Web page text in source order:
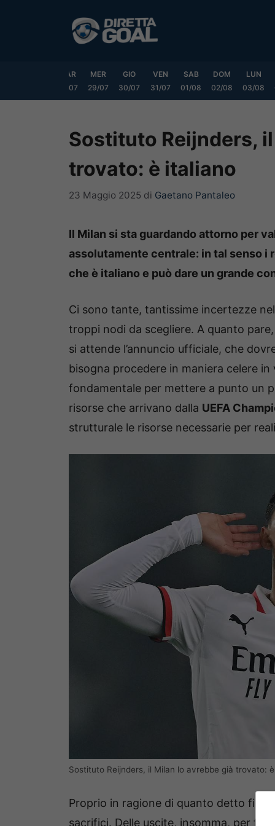
MAR
28/07
MER
29/07
GIO
30/07
VEN
31/07
SAB
01/08
DOM
02/08
LUN
03/08
Sostituto Reijnders,
trovato: è italiano
23 Maggio 2025 di Gaetano Pantaleo
Il Milan si sta guardando attorno per
assolutamente centrale: in tal senso i
che è italiano e può dare un grande
Ci sono tante, tantissime incertezze
troppi nodi da scegliere. A quanto
si attende l’annuncio ufficiale, che
bisogna procedere in maniera celere in
fondamentale per mettere a punto un
risorse che arrivano dalla UEFA
strutturale le risorse necessarie per
Sostituto Reijnders, il Milan lo avrebbe già trovato:
Proprio in ragione di quanto detto fino
sacrifici. Delle uscite, insomma, per